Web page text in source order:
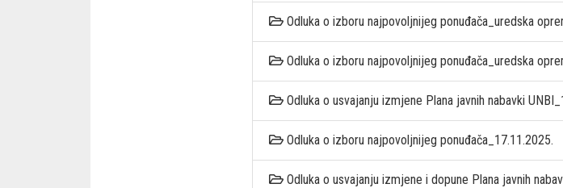
Odluka o izboru najpovoljnijeg ponuđača_uredska
Odluka o izboru najpovoljnijeg ponuđača_uredska
Odluka o usvajanju izmjene Plana javnih nabavki
Odluka o izboru najpovoljnijeg ponuđača_17.11.2025.
Odluka o usvajanju izmjene i dopune Plana javnih